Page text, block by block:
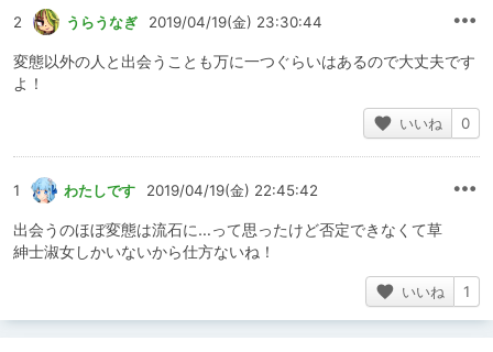
2 うらうなぎ 2019/04/19(金) 23:30:44
変態以外の人と出会うことも万に一つぐらいはあるので大丈夫です
よ！
いいね 0
1 わたしです 2019/04/19(金) 22:45:42
出会うのほぼ変態は流石に…って思ったけど否定できなくて草
紳士淑女しかいないから仕方ないね！
いいね 1